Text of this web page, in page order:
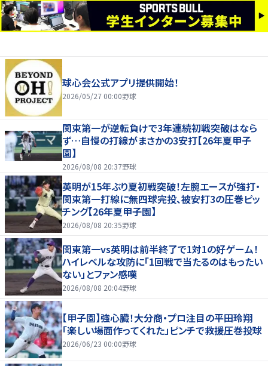
球心会公式アプリ提供開始！
2026/05/27 00:00野球
関東第一が逆転負けで3年連続初戦突破はなら
ず…自慢の打線がまさかの3安打【26年夏甲子
園】
2026/08/08 20:37野球
英明が15年ぶり夏初戦突破！左腕エースが強打・
関東第一打線に無四球完投、被安打3の圧巻ピッ
チング【26年夏甲子園】
2026/08/08 20:35野球
関東第一vs英明は前半終了で1対1の好ゲーム！
ハイレベルな攻防に「1回戦で当たるのはもったい
ない」とファン感嘆
2026/08/08 20:04野球
【甲子園】強心臓！大分商・プロ注目の平田玲翔
「楽しい場面作ってくれた」ピンチで救援圧巻投球
2026/06/23 00:00野球